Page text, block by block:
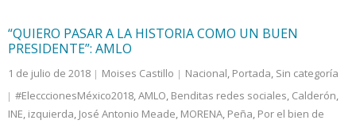
“QUIERO PASAR A LA HISTORIA COMO UN BUEN
PRESIDENTE”: AMLO
1 de julio de 2018 Moises Castillo Nacional, Portada, Sin categoría
#ElecccionesMéxico2018,AMLO, Benditas redes sociales, Calderón,
INE, izquierda, José Antonio Meade, MORENA, Peña, Por el bien de